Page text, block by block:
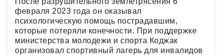
февраля 2023 года он оказывал
психологическую помощь пострадавшим,
которые потеряли конечности. При поддержке
министерства молодежи и спорта Коджак
организовал спортивный лагерь для инвалидов